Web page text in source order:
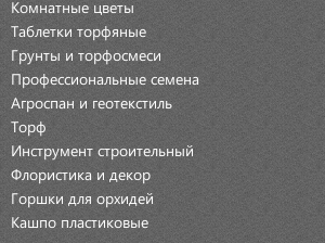
Комнатные цветы
Таблетки торфяные
Грунты и торфосмеси
Профессиональные семена
Агроспан и геотекстиль
Торф
Инструмент строительный
Флористика и декор
Горшки для орхидей
Кашпо пластиковые